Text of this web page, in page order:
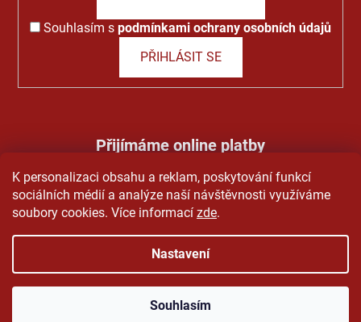
K personalizaci obsahu a reklam, poskytování funkcí
sociálních médií a analýze naší návštěvnosti využíváme
soubory cookies. Více informací zde.
Nastavení
Souhlasím
Souhlasím s podmínkami ochrany osobních údajů
PŘIHLÁSIT SE
Přijímáme online platby
Vytvořil Shoptet&PekneWeby
Copyright 2026Pivo Grando. Všechna práva vyhrazena.
Upravit nastavení cookies |Obchodní podmínky